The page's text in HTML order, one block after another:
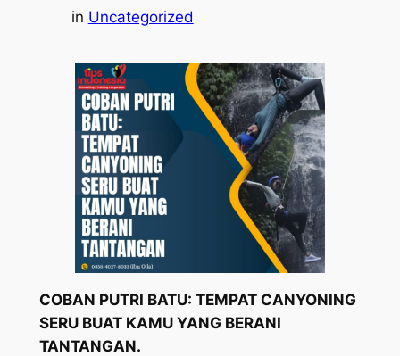
in Uncategorized
COBAN PUTRI BATU: TEMPAT CANYONING
SERU BUAT KAMU YANG BERANI
TANTANGAN.